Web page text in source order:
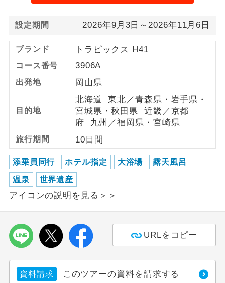
設定期間 2026年9月3日～2026年11月6日
ブランド トラピックス H41
コース番号 3906A
出発地 岡山県
目的地
北海道 東北／青森県・岩手県・
宮城県・秋田県 近畿／京都
府 九州／福岡県・宮崎県
旅行期間 10日間
添乗員同行 ホテル指定 大浴場 露天風呂
温泉 世界遺産
アイコンの説明を見る＞＞
URLをコピー
資料請求 このツアーの資料を請求する
1名様1室同代
金
1名様1室利用でも追加料金がかからない
ご夫婦限定
ご夫婦限定でご参加いただけるコースで
す。
女性限定
女性限定でご参加いただけるコースで
す。
ご参加にあたり年齢に制限があるコース
です。
航空会社指定
利用航空会社が指定なので、ご出発の計
画にとても便利です。
ホテル指定
す。
ス2席利用
す。